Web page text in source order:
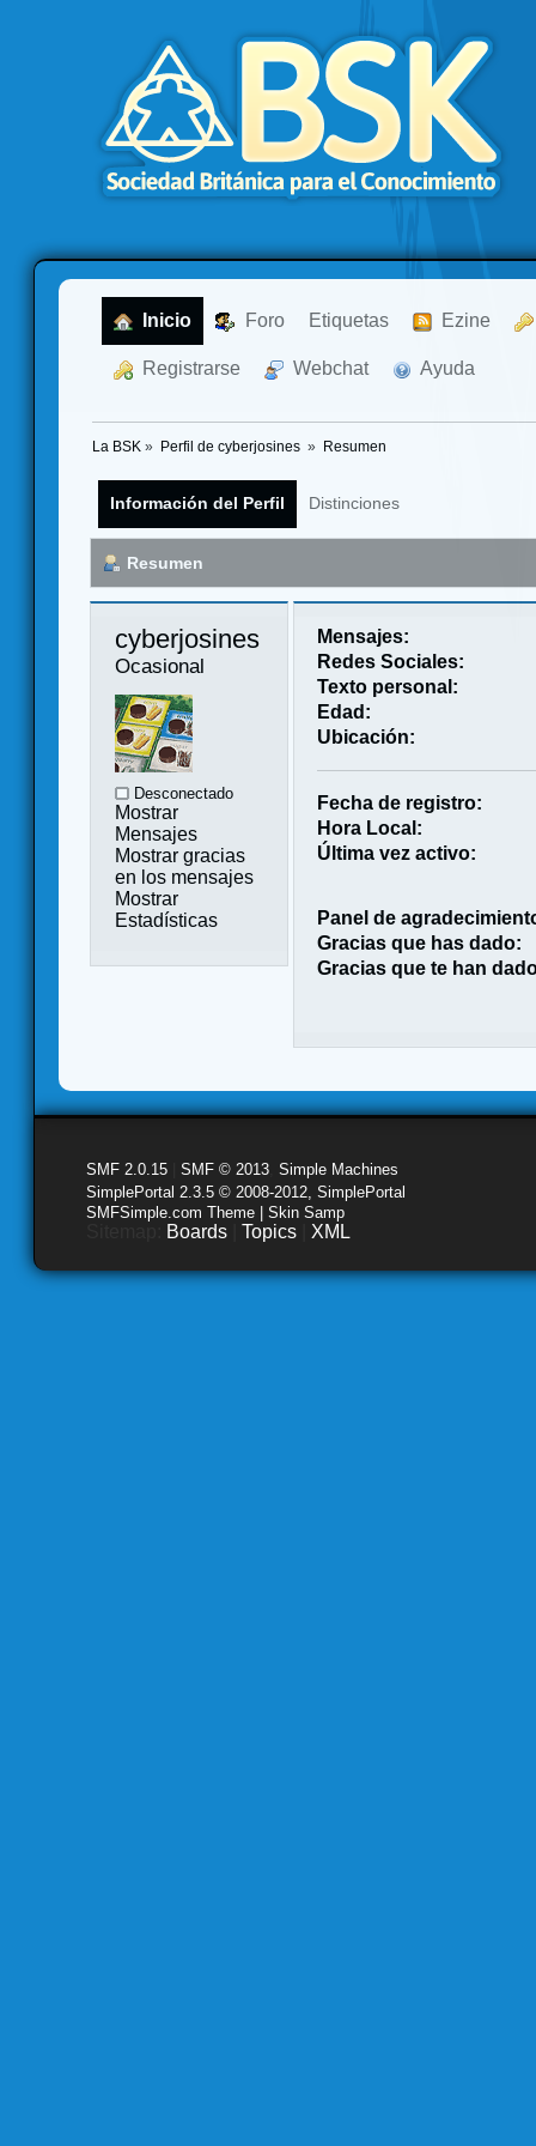
Inicio Foro Etiquetas Ezine
Registrarse Webchat Ayuda
La BSK » Perfil de cyberjosines » Resumen
Información del Perfil Distinciones
Resumen
Ocasional
Desconectado
Mostrar
Mensajes
Mostrar gracias
en los mensajes
Mostrar
Estadísticas
Mensajes:
Redes Sociales:
Texto personal:
Edad:
Ubicación:
Fecha de registro:
Hora Local:
Última vez activo:
Panel de
Gracias que has dado:
Gracias que te han
SMF 2.0.15 SMF © 2013 Simple Machines
SimplePortal 2.3.5 © 2008-2012, SimplePortal
SMFSimple.com Theme | Skin Samp
Boards Topics XML